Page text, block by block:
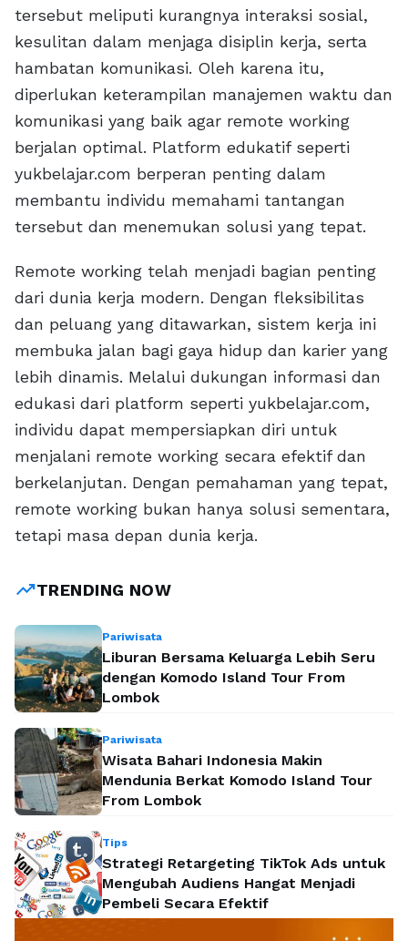
tersebut meliputi kurangnya interaksi sosial,
kesulitan dalam menjaga disiplin kerja, serta
hambatan komunikasi. Oleh karena itu,
diperlukan keterampilan manajemen waktu dan
komunikasi yang baik agar remote working
berjalan optimal. Platform edukatif seperti
yukbelajar.com berperan penting dalam
membantu individu memahami tantangan
tersebut dan menemukan solusi yang tepat.
Remote working telah menjadi bagian penting
dari dunia kerja modern. Dengan fleksibilitas
dan peluang yang ditawarkan, sistem kerja ini
membuka jalan bagi gaya hidup dan karier yang
lebih dinamis. Melalui dukungan informasi dan
edukasi dari platform seperti yukbelajar.com,
individu dapat mempersiapkan diri untuk
menjalani remote working secara efektif dan
berkelanjutan. Dengan pemahaman yang tepat,
remote working bukan hanya solusi sementara,
tetapi masa depan dunia kerja.
trending_upTRENDING NOW
Pariwisata
Liburan Bersama Keluarga Lebih Seru
dengan Komodo Island Tour From
Lombok
Pariwisata
Wisata Bahari Indonesia Makin
Mendunia Berkat Komodo Island Tour
From Lombok
Tips
Strategi Retargeting TikTok Ads untuk
Mengubah Audiens Hangat Menjadi
Pembeli Secara Efektif